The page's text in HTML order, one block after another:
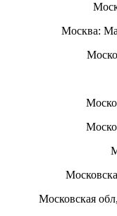
Москва:
Московская